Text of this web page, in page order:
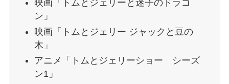
映画「トムとジェリーと迷子のドラゴ
ン」
映画「トムとジェリー ジャックと豆の
木」
アニメ「トムとジェリーショー シーズ
ン1」